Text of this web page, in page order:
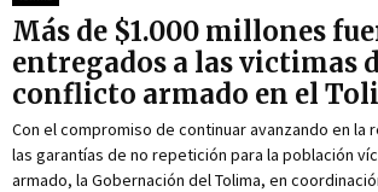
Más de $1.000 millones
entregados a las victimas
conflicto armado en el
Con el compromiso de continuar avanzando en la
las garantías de no repetición para la población
armado, la Gobernación del Tolima, en